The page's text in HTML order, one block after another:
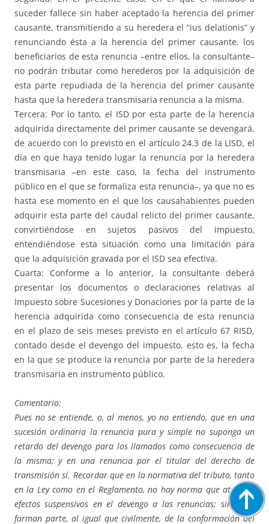
suceder fallece sin haber aceptado la herencia del primer
causante, transmitiendo a su heredera el “ius delationis” y
renunciando ésta a la herencia del primer causante, los
beneficiarios de esta renuncia –entre ellos, la consultante–
no podrán tributar como herederos por la adquisición de
esta parte repudiada de la herencia del primer causante
hasta que la heredera transmisaria renuncia a la misma.
Tercera: Por lo tanto, el ISD por esta parte de la herencia
adquirida directamente del primer causante se devengará,
de acuerdo con lo previsto en el artículo 24.3 de la LISD, el
día en que haya tenido lugar la renuncia por la heredera
transmisaria –en este caso, la fecha del instrumento
público en el que se formaliza esta renuncia–, ya que no es
hasta ese momento en el que los causahabientes pueden
adquirir esta parte del caudal relicto del primer causante,
convirtiéndose en sujetos pasivos del impuesto,
entendiéndose esta situación como una limitación para
que la adquisición gravada por el ISD sea efectiva.
Cuarta: Conforme a lo anterior, la consultante deberá
presentar los documentos o declaraciones relativas al
Impuesto sobre Sucesiones y Donaciones por la parte de la
herencia adquirida como consecuencia de esta renuncia
en el plazo de seis meses previsto en el artículo 67 RISD,
contado desde el devengo del impuesto, esto es, la fecha
en la que se produce la renuncia por parte de la heredera
transmisaria en instrumento público.
Comentario:
Pues no se entiende, o, al menos, yo no entiendo, que en una
sucesión ordinaria la renuncia pura y simple no suponga un
retardo del devengo para los llamados como consecuencia de
la misma; y en una renuncia por el titular del derecho de
transmisión sí. Recordar que en la normativa del tributo, tanto
en la Ley como en el Reglamento, no hay norma que atribuya
efectos suspensivos en el devengo a las renuncias; sino que
forman parte, al igual que civilmente, de la conformación del